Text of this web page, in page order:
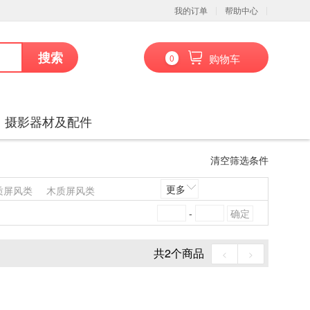
我的订单 帮助中心
搜索 购物车
0
摄影器材及配件
清空筛选条件
屏风类
木质屏风类
椅凳类
更多
-
共2个商品 < >